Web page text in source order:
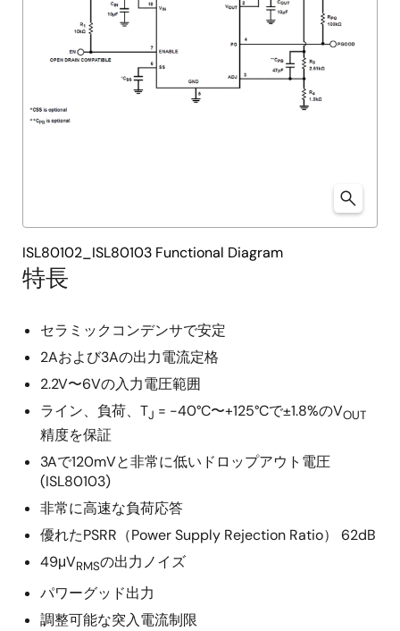
特長
セラミックコンデンサで安定
2Aおよび3Aの出力電流定格
2.2V〜6Vの入力電圧範囲
ライン、負荷、TJ = -40°C〜+125°Cで±1.8%のVOUT
精度を保証
3Aで120mVと非常に低いドロップアウト電圧
(ISL80103)
非常に高速な負荷応答
優れたPSRR（Power Supply Rejection Ratio） 62dB
49μVRMSの出力ノイズ
パワーグッド出力
調整可能な突入電流制限
ISL80102_ISL80103 Functional Diagram